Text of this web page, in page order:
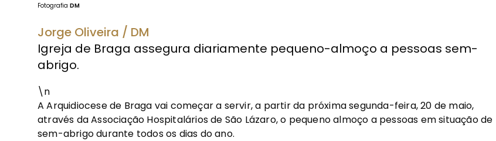
Fotografia DM
Jorge Oliveira / DM
Igreja de Braga assegura diariamente pequeno-almoço a pessoas sem-
abrigo.
\n
A Arquidiocese de Braga vai começar a servir, a partir da próxima segunda-feira, 20 de maio,
através da Associação Hospitalários de São Lázaro, o pequeno almoço a pessoas em situação de
sem-abrigo durante todos os dias do ano.